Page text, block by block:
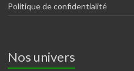
Politique de confidentialité
Nos univers